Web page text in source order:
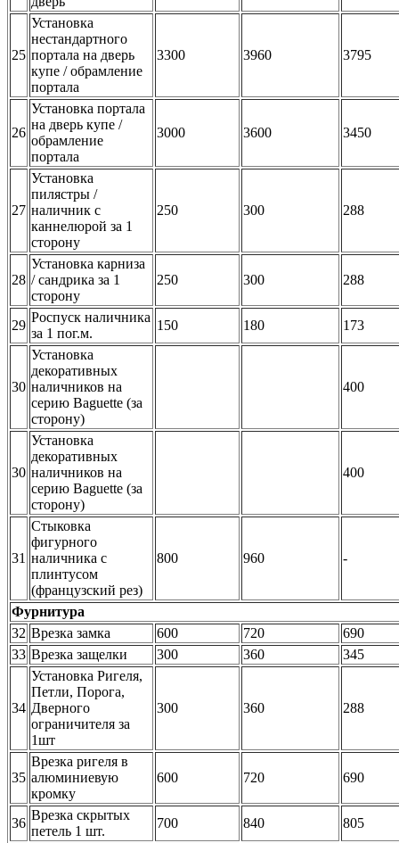
25
Установка
нестандартного
портала на дверь
купе / обрамление
портала
3300 3960 3795
26
Установка портала
на дверь купе /
обрамление
портала
3000 3600 3450
27
Установка
пилястры /
наличник с
каннелюрой за 1
сторону
250 300 288
28
Установка карниза
/ сандрика за 1
сторону
250 300 288
29
Роспуск наличника
за 1 пог.м.
150 180 173
30
Установка
декоративных
наличников на
серию Baguette (за
сторону)
400
30
Установка
декоративных
наличников на
серию Baguette (за
сторону)
400
31
Стыковка
фигурного
наличника с
плинтусом
(французский рез)
800 960 -
Фурнитура
32 Врезка замка 600 720
690
33 Врезка защелки 300 360 345
34
Установка Ригеля,
Петли, Порога,
Дверного
ограничителя за
1шт
300 360 288
35
Врезка ригеля в
алюминиевую
кромку
600 720 690
36
Врезка скрытых
петель 1 шт.
700 840 805